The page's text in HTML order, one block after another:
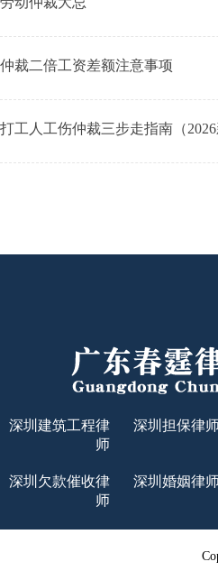
仲裁二倍工资差额注意事项
打工人工伤仲裁三步走指南（2026
深圳建筑工程律
师
深圳担保律
深圳欠款催收律
师
深圳婚姻律